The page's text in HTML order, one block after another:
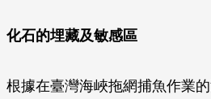
化石的埋藏及敏感區
根據在臺灣海峽拖網捕魚作業